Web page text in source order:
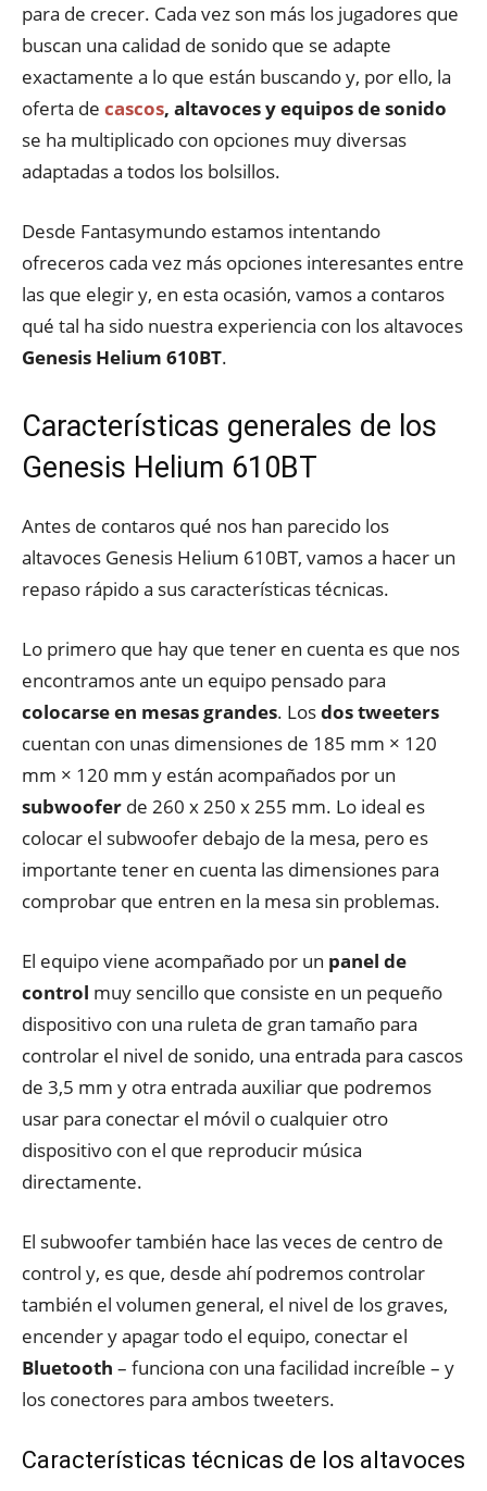
para de crecer. Cada vez son más los jugadores que
buscan una calidad de sonido que se adapte
exactamente a lo que están buscando y, por ello, la
oferta de cascos, altavoces y equipos de sonido
se ha multiplicado con opciones muy diversas
adaptadas a todos los bolsillos.
Desde Fantasymundo estamos intentando
ofreceros cada vez más opciones interesantes entre
las que elegir y, en esta ocasión, vamos a contaros
qué tal ha sido nuestra experiencia con los altavoces
Genesis Helium 610BT.
Características generales de los
Genesis Helium 610BT
Antes de contaros qué nos han parecido los
altavoces Genesis Helium 610BT, vamos a hacer un
repaso rápido a sus características técnicas.
Lo primero que hay que tener en cuenta es que nos
encontramos ante un equipo pensado para
colocarse en mesas grandes. Losdos tweeters
cuentan con unas dimensiones de 185 mm × 120
mm × 120 mm y están acompañados por un
subwoofer de 260 x 250 x 255 mm. Lo ideal es
colocar el subwoofer debajo de la mesa, pero es
importante tener en cuenta las dimensiones para
comprobar que entren en la mesa sin problemas.
El equipo viene acompañado por un panel de
control muy sencillo que consiste en un pequeño
dispositivo con una ruleta de gran tamaño para
controlar el nivel de sonido, una entrada para cascos
de 3,5 mm y otra entrada auxiliar que podremos
usar para conectar el móvil o cualquier otro
dispositivo con el que reproducir música
directamente.
El subwoofer también hace las veces de centro de
control y, es que, desde ahí podremos controlar
también el volumen general, el nivel de los graves,
encender y apagar todo el equipo, conectar el
Bluetooth – funciona con una facilidad increíble – y
los conectores para ambos tweeters.
Características técnicas de los altavoces